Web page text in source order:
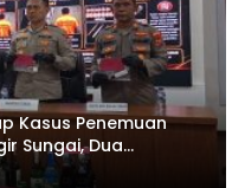
Kasus Penemuan
Sungai, Dua